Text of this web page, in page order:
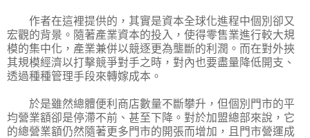
作者在這裡提供的，其實是資本全球化進程中個別卻又
宏觀的背景。隨著產業資本的投入，使得零售業進行較大規
模的集中化，產業兼併以競逐更為壟斷的利潤。而在對外挾
其規模經濟以打擊競爭對手之時，對內也要盡量降低開支、
透過種種管理手段來轉嫁成本。
於是雖然總體便利商店數量不斷攀升，但個別門市的平
均營業額卻是停滯不前、甚至下降。對於加盟總部來說，它
的總營業額仍然隨著更多門市的開張而增加，且門市營運成